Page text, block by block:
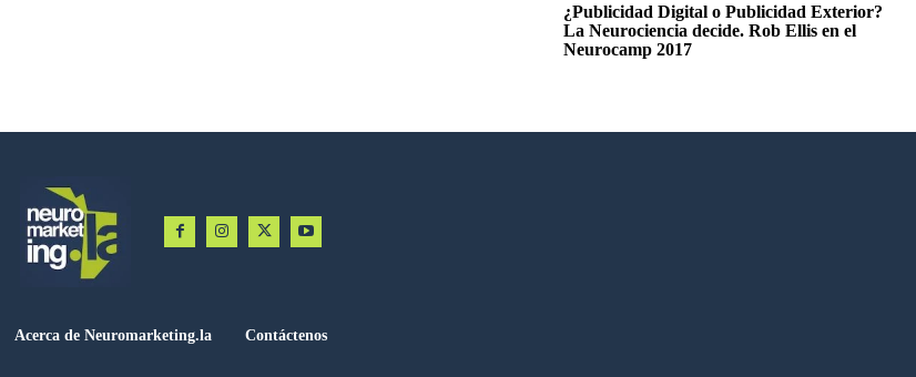
¿Publicidad Digital o Publicidad Exterior?
La Neurociencia decide. Rob Ellis en el
Neurocamp 2017
Acerca de Neuromarketing.la Contáctenos